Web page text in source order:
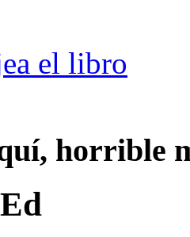
el libro
horrible